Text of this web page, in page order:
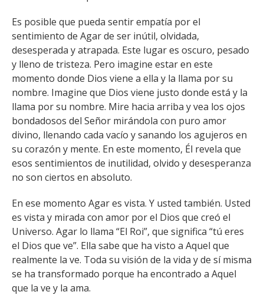
Es posible que pueda sentir empatía por el
sentimiento de Agar de ser inútil, olvidada,
desesperada y atrapada. Este lugar es oscuro, pesado
y lleno de tristeza. Pero imagine estar en este
momento donde Dios viene a ella y la llama por su
nombre. Imagine que Dios viene justo donde está y la
llama por su nombre. Mire hacia arriba y vea los ojos
bondadosos del Señor mirándola con puro amor
divino, llenando cada vacío y sanando los agujeros en
su corazón y mente. En este momento, Él revela que
esos sentimientos de inutilidad, olvido y desesperanza
no son ciertos en absoluto.
En ese momento Agar es vista. Y usted también. Usted
es vista y mirada con amor por el Dios que creó el
Universo. Agar lo llama “El Roi”, que significa “tú eres
el Dios que ve”. Ella sabe que ha visto a Aquel que
realmente la ve. Toda su visión de la vida y de sí misma
se ha transformado porque ha encontrado a Aquel
que la ve y la ama.